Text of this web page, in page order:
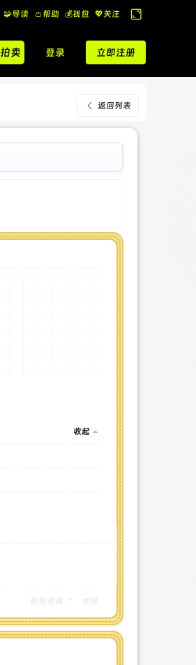
🧩导读 👛帮助 💰️钱包 💖关注
换
到
宽
版
拍卖 登录 立即注册
返回列表
收起